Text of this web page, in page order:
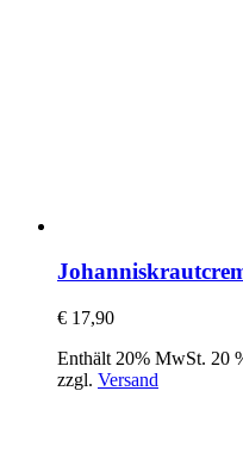
€ 17,90
Enthält 20% MwSt. 20
zzgl. Versand